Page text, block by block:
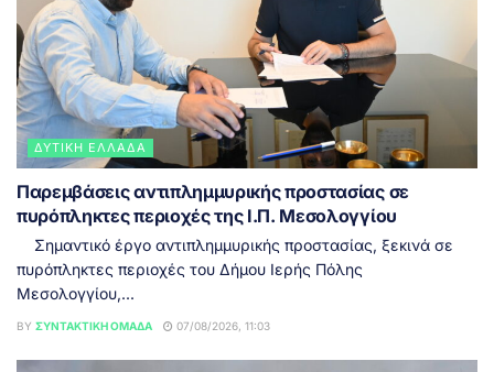
ΔΥΤΙΚΉ ΕΛΛΆΔΑ
Παρεμβάσεις αντιπλημμυρικής προστασίας σε
πυρόπληκτες περιοχές της Ι.Π. Μεσολογγίου
Σημαντικό έργο αντιπλημμυρικής προστασίας, ξεκινά σε
πυρόπληκτες περιοχές του Δήμου Ιερής Πόλης
Μεσολογγίου,...
BY ΣΥΝΤΑΚΤΙΚΉ ΟΜΆΔΑ 07/08/2026, 11:03